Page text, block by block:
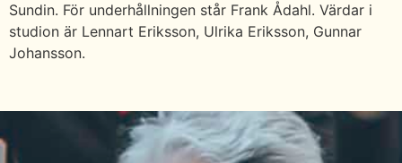
Sundin. För underhållningen står Frank Ådahl. Värdar i
studion är Lennart Eriksson, Ulrika Eriksson, Gunnar
Johansson.